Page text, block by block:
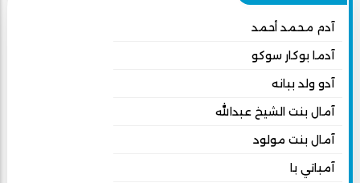
آدم محمد أحمد
آدما بوكار سوكو
آدو ولد ببانه
آمال بنت الشيخ عبدالله
آمال بنت مولود
آمباتي با